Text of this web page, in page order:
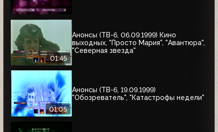
01:45
Анонсы (ТВ-6, 06.09.1999) Кино
выходных, "Просто Мария", "Авантюра",
"Северная звезда"
01:05
Анонсы (ТВ-6, 19.09.1999)
"Обозреватель", "Катастрофы недели"